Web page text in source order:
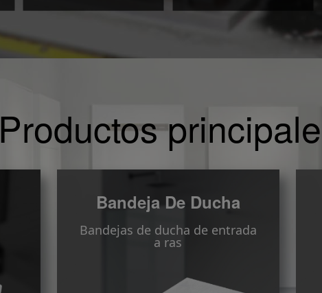
Productos
Bandeja De Ducha
Bandejas de ducha de entrada
a ras